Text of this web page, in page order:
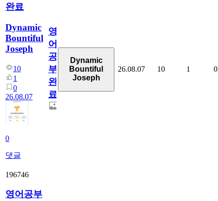
완료
Dynamic
Bountiful
Joseph
10
1
0
26.08.07
0
댓글
영
어
공
부
완
료
Dynamic
Bountiful
Joseph
26.08.07 10 1 0
196746
영어공부